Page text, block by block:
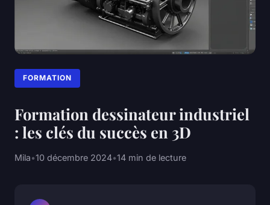
FORMATION
Formation dessinateur industriel
: les clés du succès en 3D
Mila•10 décembre 2024•14 min de lecture